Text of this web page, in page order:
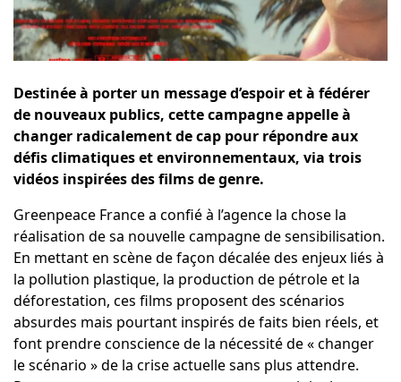
Destinée à porter un message d’espoir et à fédérer
de nouveaux publics, cette campagne appelle à
changer radicalement de cap pour répondre aux
défis climatiques et environnementaux, via trois
vidéos inspirées des films de genre.
Greenpeace Francea confié à l’agence la chose la
réalisation de sa nouvelle campagne de sensibilisation.
En mettant en scène de façon décalée des enjeux liés à
la pollution plastique, la production de pétrole et la
déforestation, ces films proposent des scénarios
absurdes mais pourtant inspirés de faits bien réels, et
font prendre conscience de la nécessité de « changer
le scénario » de la crise actuelle sans plus attendre.